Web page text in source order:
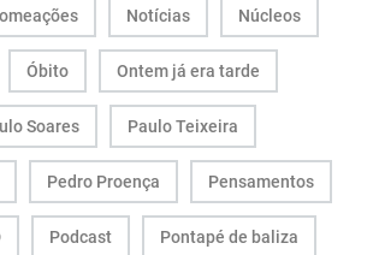
Notícias Núcleos
Óbito Ontem já era tarde
Soares Paulo Teixeira
Pedro Proença Pensamentos
Podcast Pontapé de baliza